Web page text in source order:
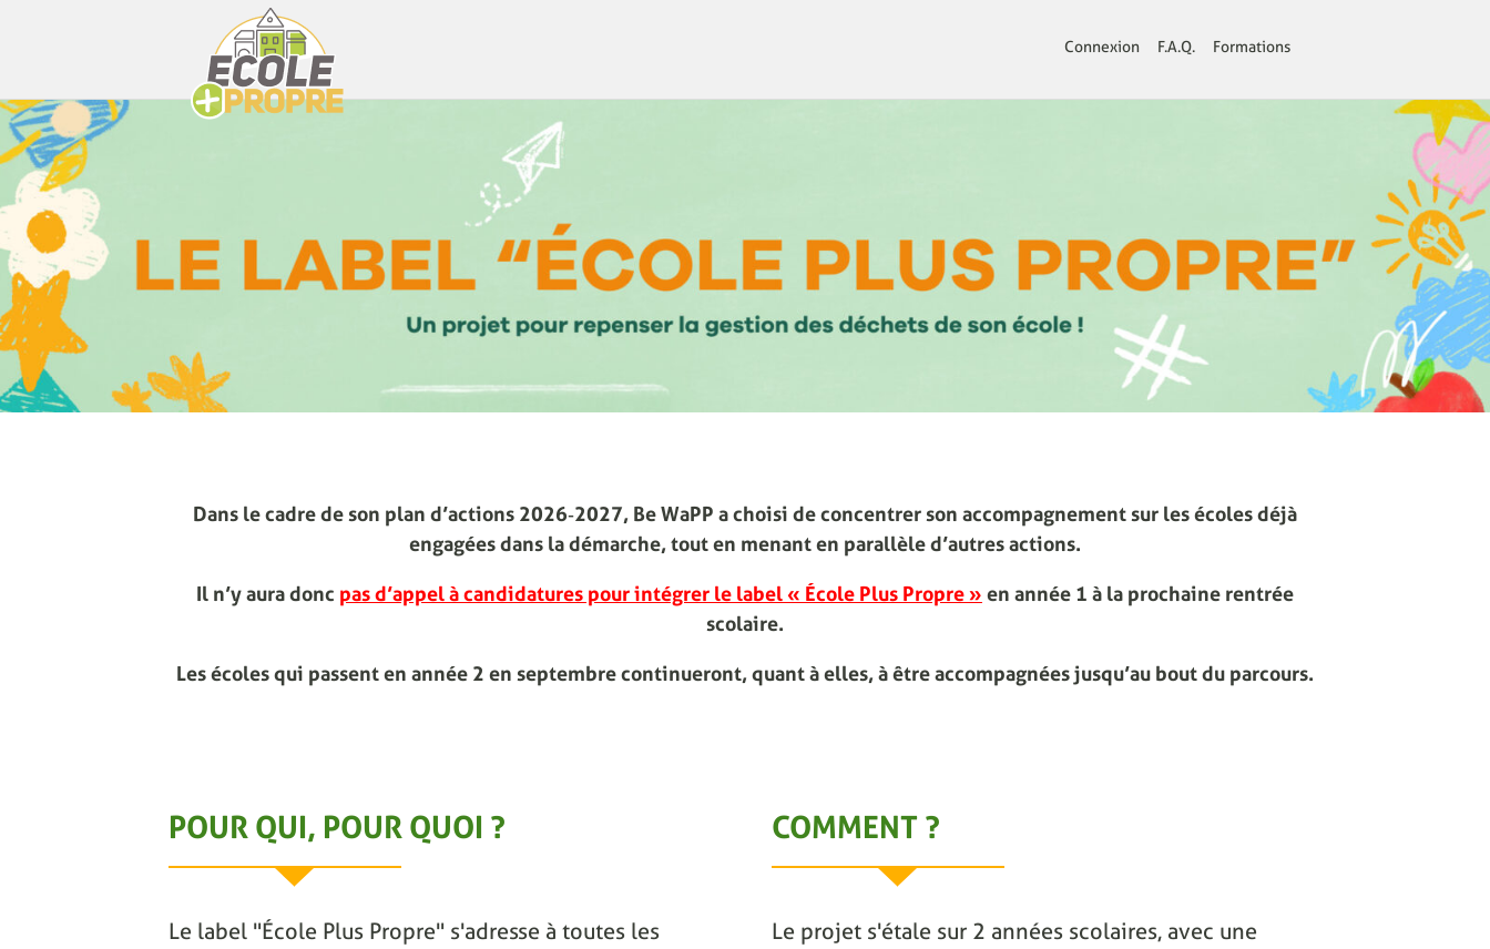
Connexion F.A.Q. Formations
Dans le cadre de son plan d’actions 2026‑2027, Be WaPP a choisi de concentrer son accompagnement sur les écoles déjà
engagées dans la démarche, tout en menant en parallèle d’autres actions.
Il n’y aura donc pas d’appel à candidatures pour intégrer le label « École Plus Propre » en année 1 à la prochaine rentrée
scolaire.
Les écoles qui passent en année 2 en septembre continueront, quant à elles, à être accompagnées jusqu’au bout du parcours.
POUR QUI, POUR QUOI ?
Le label "École Plus Propre" s'adresse à toutes les
COMMENT ?
Le projet s'étale sur 2 années scolaires, avec une